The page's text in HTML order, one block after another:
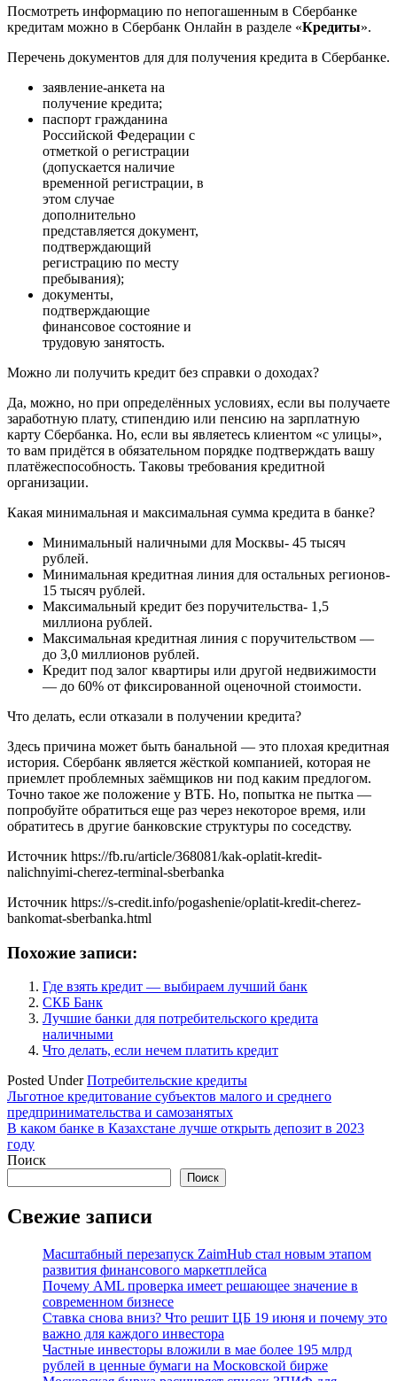
Посмотреть информацию по непогашенным в Сбербанке
кредитам можно в Сбербанк Онлайн в разделе «Кредиты».
Перечень документов для для получения кредита в Сбербанке.
заявление-анкета на
получение кредита;
паспорт гражданина
Российской Федерации с
отметкой о регистрации
(допускается наличие
временной регистрации, в
этом случае
дополнительно
представляется документ,
подтверждающий
регистрацию по месту
пребывания);
документы,
подтверждающие
финансовое состояние и
трудовую занятость.
Можно ли получить кредит без справки о доходах?
Да, можно, но при определённых условиях, если вы получаете
заработную плату, стипендию или пенсию на зарплатную
карту Сбербанка. Но, если вы являетесь клиентом «с улицы»,
то вам придётся в обязательном порядке подтверждать вашу
платёжеспособность. Таковы требования кредитной
организации.
Какая минимальная и максимальная сумма кредита в банке?
Минимальный наличными для Москвы- 45 тысяч
рублей.
Минимальная кредитная линия для остальных регионов-
15 тысяч рублей.
Максимальный кредит без поручительства- 1,5
миллиона рублей.
Максимальная кредитная линия с поручительством —
до 3,0 миллионов рублей.
Кредит под залог квартиры или другой недвижимости
— до 60% от фиксированной оценочной стоимости.
Что делать, если отказали в получении кредита?
Здесь причина может быть банальной — это плохая кредитная
история. Сбербанк является жёсткой компанией, которая не
приемлет проблемных заёмщиков ни под каким предлогом.
Точно такое же положение у ВТБ. Но, попытка не пытка —
попробуйте обратиться еще раз через некоторое время, или
обратитесь в другие банковские структуры по соседству.
Источник https://fb.ru/article/368081/kak-oplatit-kredit-
nalichnyimi-cherez-terminal-sberbanka
Источник https://s-credit.info/pogashenie/oplatit-kredit-cherez-
bankomat-sberbanka.html
Похожие записи:
Где взять кредит — выбираем лучший банк
СКБ Банк
Лучшие банки для потребительского кредита
наличными
Что делать, если нечем платить кредит
Posted UnderПотребительские кредиты
Навигация
по
записям
Льготное кредитование субъектов малого и среднего
предпринимательства и самозанятых
В каком банке в Казахстане лучше открыть депозит в 2023
году
Поиск
Поиск
Свежие записи
Масштабный перезапуск ZaimHub стал новым этапом
развития финансового маркетплейса
Почему AML проверка имеет решающее значение в
современном бизнесе
Ставка снова вниз? Что решит ЦБ 19 июня и почему это
важно для каждого инвестора
Частные инвесторы вложили в мае более 195 млрд
рублей в ценные бумаги на Московской бирже